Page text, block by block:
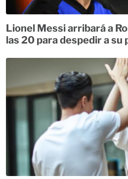
Lionel Messi arribará a
las 20 para despedir a su